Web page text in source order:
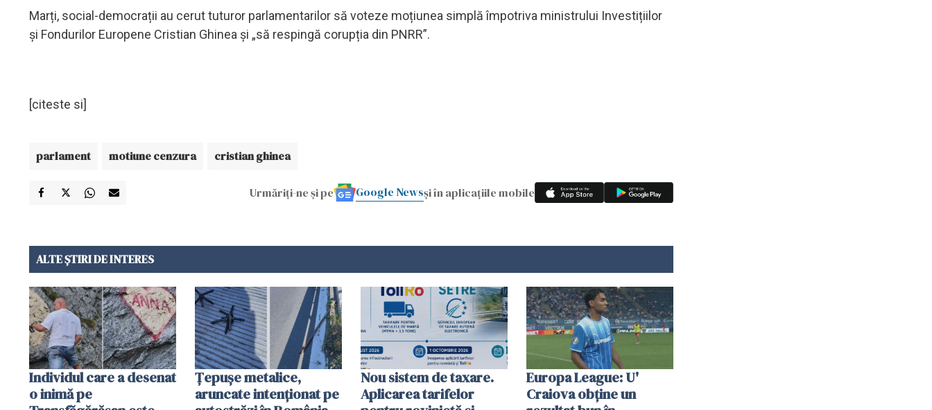
Marți, social-democrații au cerut tuturor parlamentarilor să voteze moțiunea simplă împotriva ministrului Investițiilor
și Fondurilor Europene Cristian Ghinea și „să respingă corupția din PNRR”.
[citeste si]
parlament motiune cenzura cristian ghinea
Urmăriți-ne și pe Google Newsși în aplicațiile mobile
ALTE ȘTIRI DE INTERES
Individul care a desenat
o inimă pe
Țepușe metalice,
aruncate intenționat pe
Nou sistem de taxare.
Aplicarea tarifelor
Europa League: U'
Craiova obține un